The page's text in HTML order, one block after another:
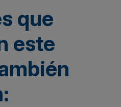
que
este